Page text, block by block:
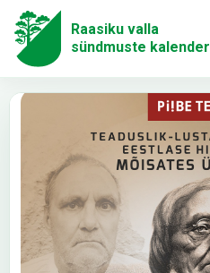
Raasiku valla
sündmuste kalender